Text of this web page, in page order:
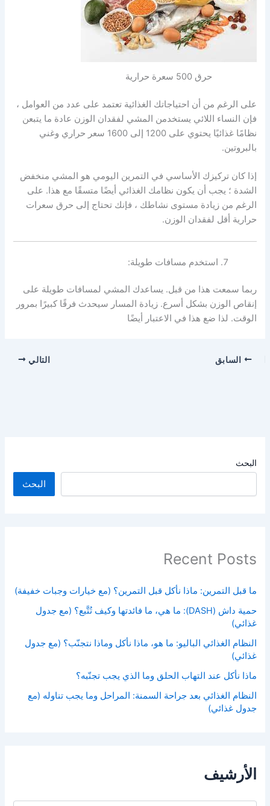
البحث
البحث
Recent Posts
ما قبل التمرين: ماذا نأكل قبل التمرين؟ (مع خيارات وجبات خفيفة)
حمية داش (DASH): ما هي، ما فائدتها وكيف تُتَّبع؟ (مع جدول
غذائي)
النظام الغذائي الباليو: ما هو، ماذا نأكل وماذا نتجنّب؟ (مع جدول
غذائي)
ماذا نأكل عند التهاب الحلق وما الذي يجب تجنّبه؟
النظام الغذائي بعد جراحة السمنة: المراحل وما يجب تناوله (مع
جدول غذائي)
الأرشيف
حرق 500 سعرة حرارية
على الرغم من أن احتياجاتك الغذائية تعتمد على عدد من العوامل ،
فإن النساء اللائي يستخدمن المشي لفقدان الوزن عادة ما يتبعن
نظامًا غذائيًا يحتوي على 1200 إلى 1600 سعر حراري وغني
بالبروتين.
إذا كان تركيزك الأساسي في التمرين اليومي هو المشي منخفض
الشدة ؛ يجب أن يكون نظامك الغذائي أيضًا متسقًا مع هذا. على
الرغم من زيادة مستوى نشاطك ، فإنك تحتاج إلى حرق سعرات
حرارية أقل لفقدان الوزن.
استخدم مسافات طويلة:
ربما سمعت هذا من قبل. يساعدك المشي لمسافات طويلة على
إنقاص الوزن بشكل أسرع. زيادة المسار سيحدث فرقًا كبيرًا بمرور
الوقت. لذا ضع هذا في الاعتبار أيضًا
السابق التالي